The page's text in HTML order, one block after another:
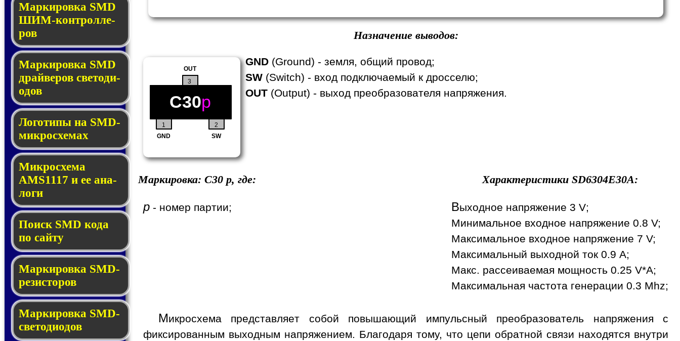
Маркировка SMD
ШИМ-кон­трол­ле­
ров
Маркировка SMD
драй­ве­ров све­то­ди­
о­дов
Логотипы на SMD-
мик­ро­схе­мах
Микросхема
AMS1117 и ее ана­
ло­ги
Поиск SMD ко­да
по сай­ту
Маркировка SMD-
ре­зис­то­ров
Маркировка SMD-
све­то­дио­дов
Назначение выводов:
1
2
GND
SW
OUT
3
C30p
GND (Ground) - земля, общий провод;
SW (Switch) - вход подключаемый к дросселю;
OUT (Output) - выход преобразователя напряжения.
Маркировка: C30 p, где:
p - номер партии;
Характеристики SD6304E30A:
Выходное напряжение 3 V;
Минимальное входное напряжение 0.8 V;
Максимальное входное напряжение 7 V;
Максимальный выходной ток 0.9 A;
Макс. рассеиваемая мощность 0.25 V*A;
Максимальная частота генерации 0.3 Mhz;
Микросхема представляет собой повышающий импульсный преобразователь напряжения с
фиксированным выходным напряжением. Благодаря тому, что цепи обратной связи находятся внутри